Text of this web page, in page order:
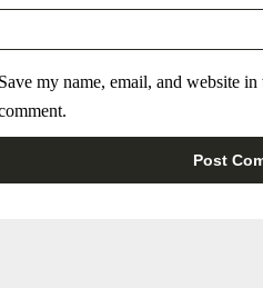
Save my name, email, and website